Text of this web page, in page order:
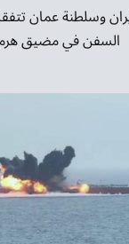
وسلطنة عمان
السفن في مضيق